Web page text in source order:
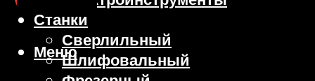
Станки
Сверлильный
Шлифовальный
Меню